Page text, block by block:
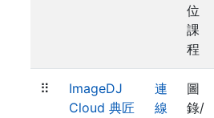
位
課
程
⠿
ImageDJ
Cloud 典匠
連
線
圖
錄/